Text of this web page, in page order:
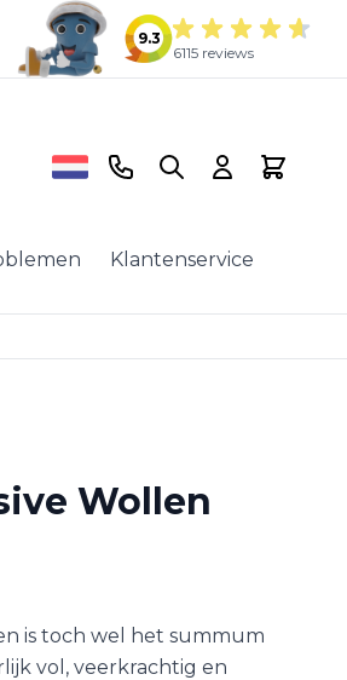
9.3
6115 reviews
Klantenservice
Telefoonnummer
Search Cart
Wollen
is toch wel het summum
vol, veerkrachtig en